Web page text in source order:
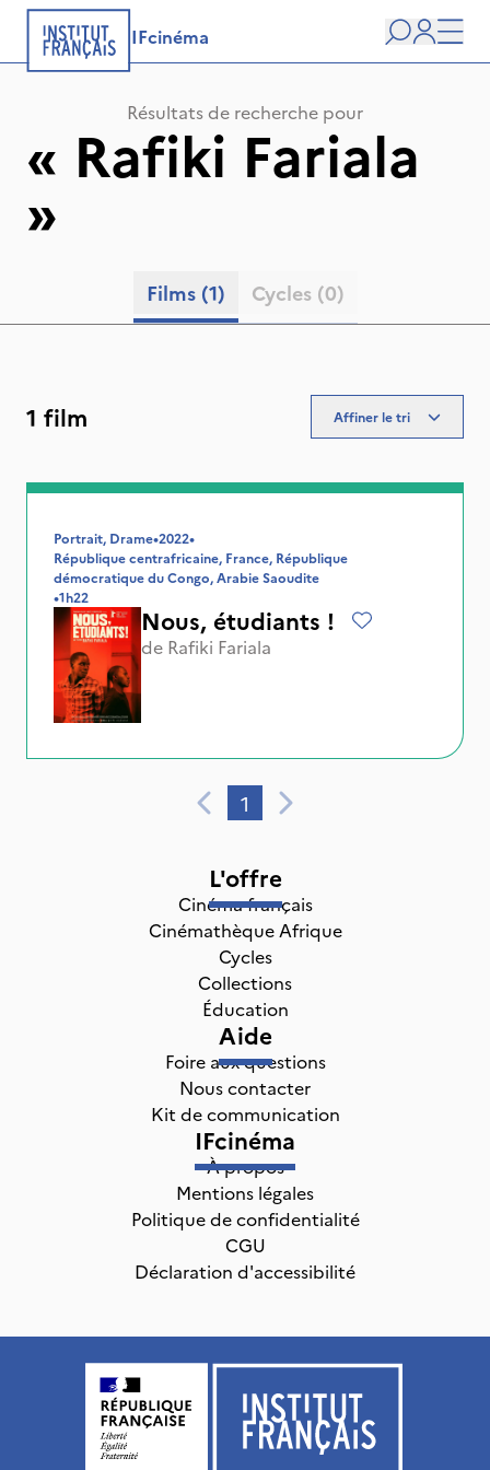
IFcinéma
user
Résultats de recherche pour
« Rafiki Fariala
»
Films (1) Cycles (0)
1 film Affiner le tri
Portrait, Drame•2022•
République centrafricaine, France, République
démocratique du Congo, Arabie Saoudite
•1h22
Nous, étudiants !
de Rafiki Fariala
1
L'offre
Cinéma français
Cinémathèque Afrique
Cycles
Collections
Éducation
Aide
Foire aux questions
Nous contacter
Kit de communication
IFcinéma
À propos
Mentions légales
Politique de confidentialité
CGU
Déclaration d'accessibilité